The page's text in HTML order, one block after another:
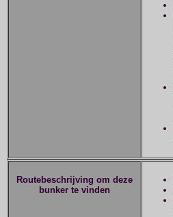
Routebeschrijving om deze
bunker te vinden